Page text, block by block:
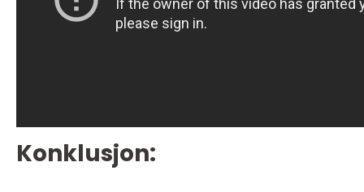
Konklusjon: